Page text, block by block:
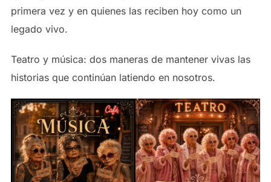
primera vez y en quienes las reciben hoy como un
legado vivo.
Teatro y música: dos maneras de mantener vivas las
historias que continúan latiendo en nosotros.